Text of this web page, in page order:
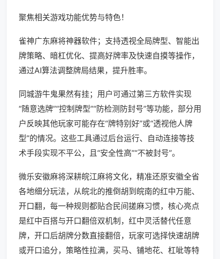
聚焦相关游戏功能优势与特色！
雀神广东麻将神器软件；支持透视全局牌型、智能出
牌策略、暗杠优化、提高好牌率及快速自摸等操作，
通过AI算法调整牌局结果，提升胜率。
同城游牛鬼果然有挂；用户可通过第三方软件实现
“随意选牌”“控制牌型”“防检测防封号”等功能，部分用
户反映其他玩家可能存在“牌特别好”或“透视他人牌
型”的情况。这些工具通过后台运行、自动连接等技
术手段实现不平公，且“安全性高”“不被封号”。
微乐安徽麻将深耕皖江麻将文化，精准还原安徽全省
各地细分玩法，从皖北的推倒胡到皖南的红中万能、
开口翻，每一种规则都贴合民间搓麻习惯，核心亮点
是红中百搭与开口翻倍双机制，红中灵活替代任意
牌，开口后胡牌分数直接翻倍，玩家可选择快速胡牌
或开口追分，策略性拉满，买马、铺地花、杠呲等特